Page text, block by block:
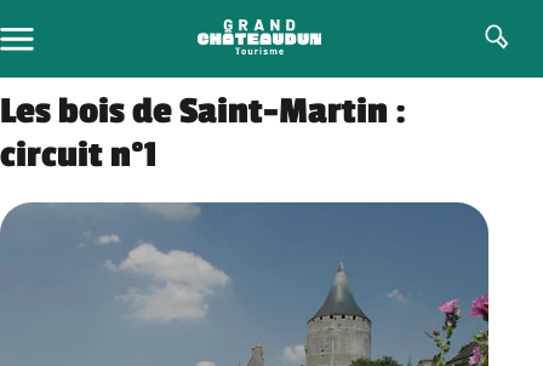
to
content
Les bois de Saint-Martin :
circuit n°1